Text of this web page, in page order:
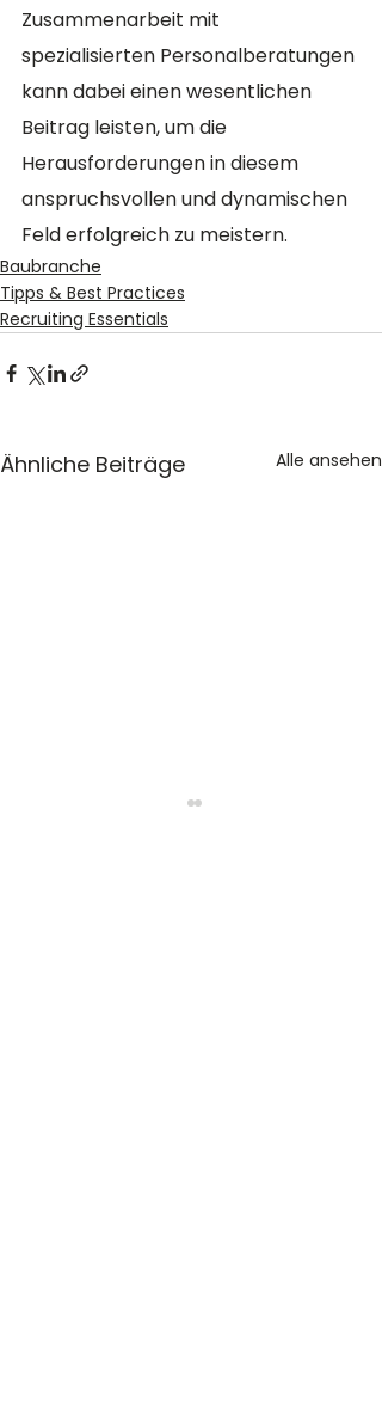
Zusammenarbeit mit
spezialisierten Personalberatungen
kann dabei einen wesentlichen
Beitrag leisten, um die
Herausforderungen in diesem
anspruchsvollen und dynamischen
Feld erfolgreich zu meistern.
Baubranche
Tipps & Best Practices
Recruiting Essentials
Ähnliche Beiträge Alle ansehen